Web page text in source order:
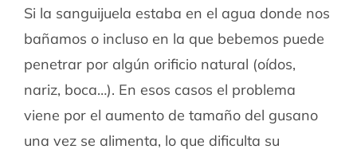
Si la sanguijuela estaba en el agua donde nos
bañamos o incluso en la que bebemos puede
penetrar por algún orificio natural (oídos,
nariz, boca…). En esos casos el problema
viene por el aumento de tamaño del gusano
una vez se alimenta, lo que dificulta su